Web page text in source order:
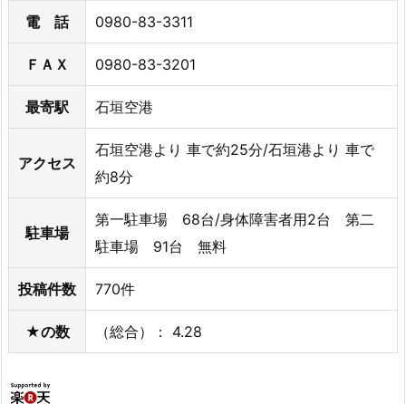
電 話 0980-83-3311
ＦＡＸ 0980-83-3201
最寄駅 石垣空港
アクセス
石垣空港より 車で約25分/石垣港より 車で
約8分
駐車場
第一駐車場 68台/身体障害者用2台 第二
駐車場 91台 無料
投稿件数 770件
★の数 （総合）： 4.28